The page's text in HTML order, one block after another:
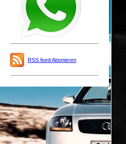
RSS feed Abonieren